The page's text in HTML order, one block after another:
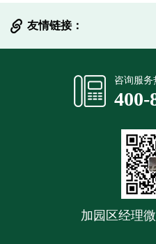
友情链接：
咨询服务
400-
加园区经理